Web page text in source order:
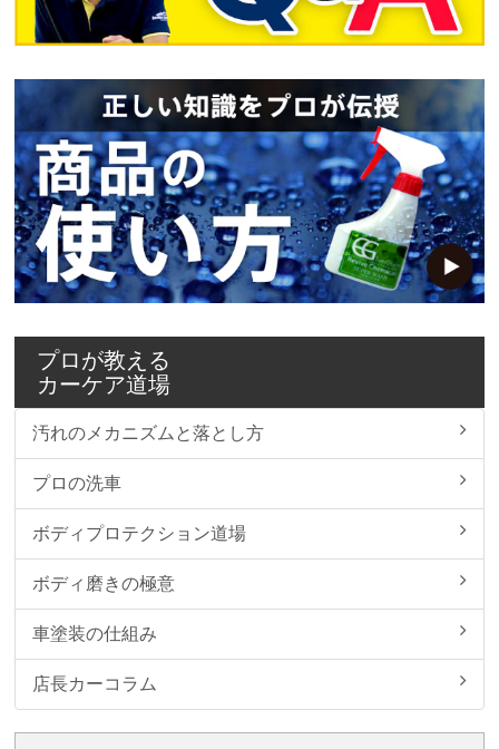
プロが教える
カーケア道場
汚れのメカニズムと落とし方
プロの洗車
ボディプロテクション道場
ボディ磨きの極意
車塗装の仕組み
店長カーコラム